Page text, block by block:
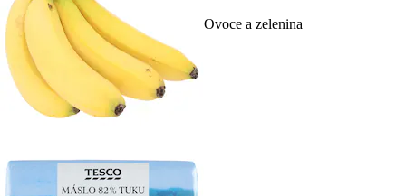
Ovoce a zelenina